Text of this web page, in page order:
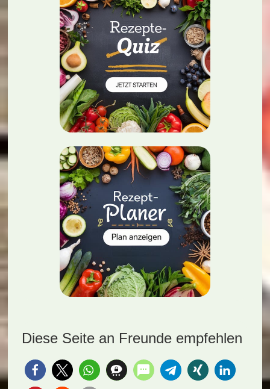
Diese Seite an Freunde empfehlen